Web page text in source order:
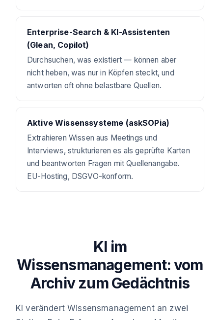
Enterprise-Search & KI-Assistenten
(Glean, Copilot)
Durchsuchen, was existiert — können aber
nicht heben, was nur in Köpfen steckt, und
antworten oft ohne belastbare Quellen.
Aktive Wissenssysteme (askSOPia)
Extrahieren Wissen aus Meetings und
Interviews, strukturieren es als geprüfte Karten
und beantworten Fragen mit Quellenangabe.
EU-Hosting, DSGVO-konform.
KI im
Wissensmanagement: vom
Archiv zum Gedächtnis
KI verändert Wissensmanagement an zwei